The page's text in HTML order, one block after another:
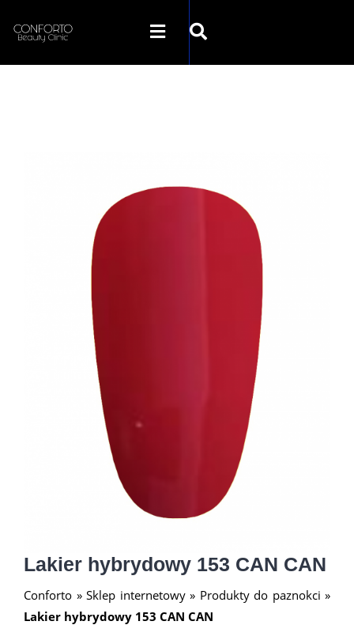
Lakier hybrydowy 153 CAN CAN
Conforto » Sklep internetowy» Produkty do paznokci »
Lakier hybrydowy 153 CAN CAN